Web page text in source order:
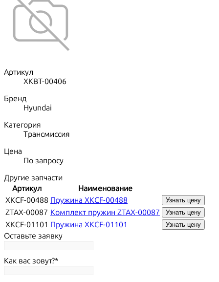
Артикул
XKBT-00406
Бренд
Hyundai
Категория
Трансмиссия
Цена
По запросу
Другие запчасти
Артикул
Наименование
XKCF-00488 Пружина XKCF-00488 Узнать цену
ZTAX-00087 Комплект пружин ZTAX-00087 Узнать цену
XKCF-01101 Пружина XKCF-01101 Узнать цену
Оставьте заявку
Как вас зовут?